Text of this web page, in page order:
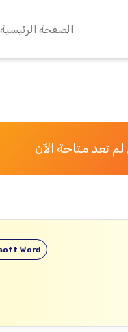
الصفحة الرئيسية
تعد متاحة الآن